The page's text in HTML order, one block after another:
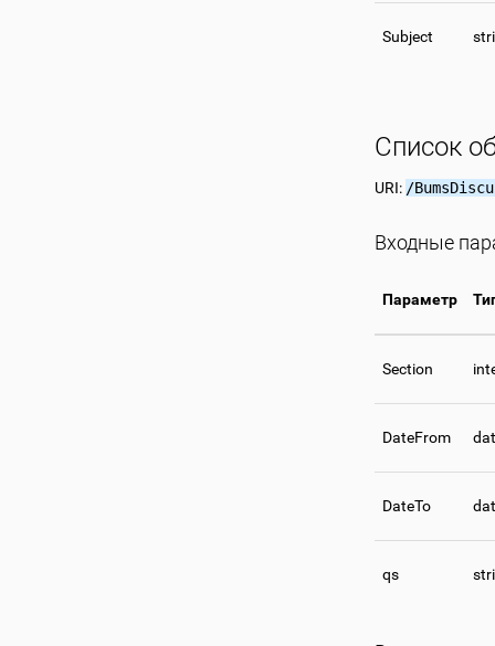
Subject
Список
URI: /
Входные
Параметр
Section
DateFrom
DateTo
qs